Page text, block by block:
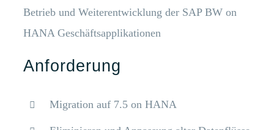
Betrieb und Weiterentwicklung der SAP BW on
HANA Geschäftsapplikationen
Anforderung
Migration auf 7.5 on HANA